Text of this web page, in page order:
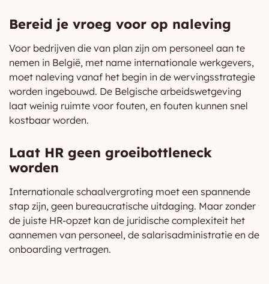
Bereid je vroeg voor op naleving
Voor bedrijven die van plan zijn om personeel aan te
nemen in België, met name internationale werkgevers,
moet naleving vanaf het begin in de wervingsstrategie
worden ingebouwd. De Belgische arbeidswetgeving
laat weinig ruimte voor fouten, en fouten kunnen snel
kostbaar worden.
Laat HR geen groeibottleneck
worden
Internationale schaalvergroting moet een spannende
stap zijn, geen bureaucratische uitdaging. Maar zonder
de juiste HR-opzet kan de juridische complexiteit het
aannemen van personeel, de salarisadministratie en de
onboarding vertragen.